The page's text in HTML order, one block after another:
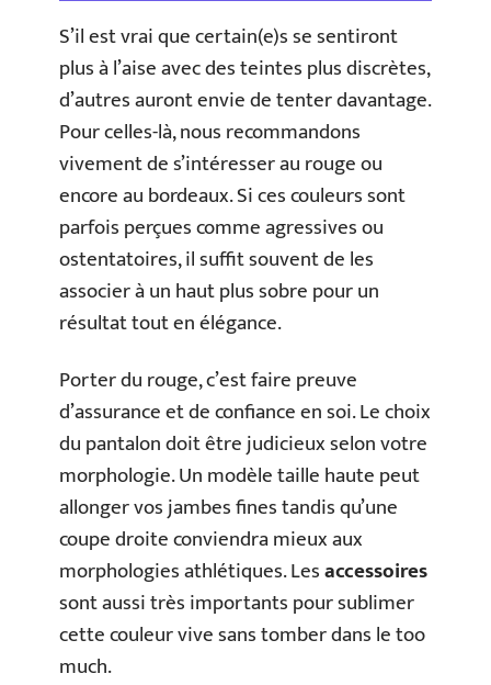
S’il est vrai que certain(e)s se sentiront
plus à l’aise avec des teintes plus discrètes,
d’autres auront envie de tenter davantage.
Pour celles-là, nous recommandons
vivement de s’intéresser au rouge ou
encore au bordeaux. Si ces couleurs sont
parfois perçues comme agressives ou
ostentatoires, il suffit souvent de les
associer à un haut plus sobre pour un
résultat tout en élégance.
Porter du rouge, c’est faire preuve
d’assurance et de confiance en soi. Le choix
du pantalon doit être judicieux selon votre
morphologie. Un modèle taille haute peut
allonger vos jambes fines tandis qu’une
coupe droite conviendra mieux aux
morphologies athlétiques. Lesaccessoires
sont aussi très importants pour sublimer
cette couleur vive sans tomber dans le too
much.